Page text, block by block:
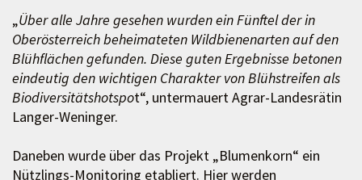
„Über alle Jahre gesehen wurden ein Fünftel der in
Oberösterreich beheimateten Wildbienenarten auf den
Blühflächen gefunden. Diese guten Ergebnisse betonen
eindeutig den wichtigen Charakter von Blühstreifen als
Biodiversitätshotspot“, untermauert Agrar-Landesrätin
Langer-Weninger.
Daneben wurde über das Projekt „Blumenkorn“ ein
Nützlings-Monitoring etabliert. Hier werden